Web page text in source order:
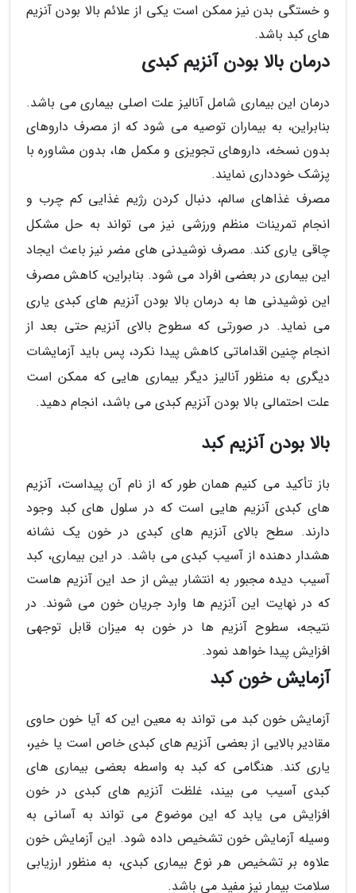
و خستگی بدن نیز ممکن است یکی از علائم بالا بودن آنزیم
های کبد باشد.
درمان بالا بودن آنزیم کبدی
درمان این بیماری شامل آنالیز علت اصلی بیماری می باشد.
بنابراین، به بیماران توصیه می شود که از مصرف داروهای
بدون نسخه، داروهای تجویزی و مکمل ها، بدون مشاوره با
پزشک خودداری نمایند.
مصرف غذاهای سالم، دنبال کردن رژیم غذایی کم چرب و
انجام تمرینات منظم ورزشی نیز می تواند به حل مشکل
چاقی یاری کند. مصرف نوشیدنی های مضر نیز باعث ایجاد
این بیماری در بعضی افراد می شود. بنابراین، کاهش مصرف
این نوشیدنی ها به درمان بالا بودن آنزیم های کبدی یاری
می نماید. در صورتی که سطوح بالای آنزیم حتی بعد از
انجام چنین اقداماتی کاهش پیدا نکرد، پس باید آزمایشات
دیگری به منظور آنالیز دیگر بیماری هایی که ممکن است
علت احتمالی بالا بودن آنزیم کبدی می باشد، انجام دهید.
بالا بودن آنزیم کبد
باز تأکید می کنیم همان طور که از نام آن پیداست، آنزیم
های کبدی آنزیم هایی است که در سلول های کبد وجود
دارند. سطح بالای آنزیم های کبدی در خون یک نشانه
هشدار دهنده از آسیب کبدی می باشد. در این بیماری، کبد
آسیب دیده مجبور به انتشار بیش از حد این آنزیم هاست
که در نهایت این آنزیم ها وارد جریان خون می شوند. در
نتیجه، سطوح آنزیم ها در خون به میزان قابل توجهی
افزایش پیدا خواهد نمود.
آزمایش خون کبد
آزمایش خون کبد می تواند به معین این که آیا خون حاوی
مقادیر بالایی از بعضی آنزیم های کبدی خاص است یا خیر،
یاری کند. هنگامی که کبد به واسطه بعضی بیماری های
کبدی آسیب می بیند، غلظت آنزیم های کبدی در خون
افزایش می یابد که این موضوع می تواند به آسانی به
وسیله آزمایش خون تشخیص داده شود. این آزمایش خون
علاوه بر تشخیص هر نوع بیماری کبدی، به منظور ارزیابی
سلامت بیمار نیز مفید می باشد.